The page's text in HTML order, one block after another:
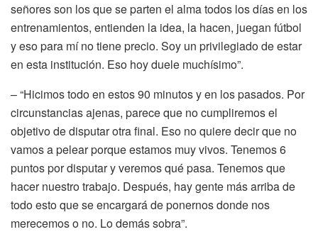
señores son los que se parten el alma todos los días en los
entrenamientos, entienden la idea, la hacen, juegan fútbol
y eso para mí no tiene precio. Soy un privilegiado de estar
en esta institución. Eso hoy duele muchísimo”.
– “Hicimos todo en estos 90 minutos y en los pasados. Por
circunstancias ajenas, parece que no cumpliremos el
objetivo de disputar otra final. Eso no quiere decir que no
vamos a pelear porque estamos muy vivos. Tenemos 6
puntos por disputar y veremos qué pasa. Tenemos que
hacer nuestro trabajo. Después, hay gente más arriba de
todo esto que se encargará de ponernos donde nos
merecemos o no. Lo demás sobra”.